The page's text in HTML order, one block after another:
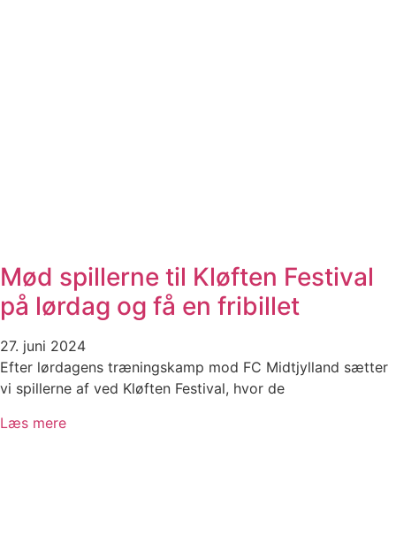
Mød spillerne til Kløften Festival
på lørdag og få en fribillet
27. juni 2024
Efter lørdagens træningskamp mod FC Midtjylland sætter
vi spillerne af ved Kløften Festival, hvor de
Læs mere